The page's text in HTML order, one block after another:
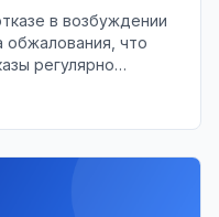
в возбуждении
обжалования, что
регулярно